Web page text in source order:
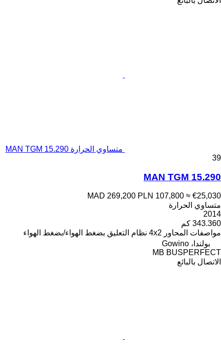
متساوي الحرارة MAN TGM 15.290
39
MAN TGM 15.290
MAD 269,200 PLN 107,800 ≈ €25,030
متساوي الحرارة
2014
343.360 كم
مواصفات المحاور 4x2 نظام التعليق بضغط الهواء/بضغط الهواء
بولندا، Gowino
MB BUSPERFECT
الاتصال بالبائع